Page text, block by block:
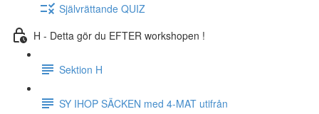
Självrättande QUIZ
H - Detta gör du EFTER workshopen !
Sektion H
SY IHOP SÄCKEN med 4-MAT utifrån